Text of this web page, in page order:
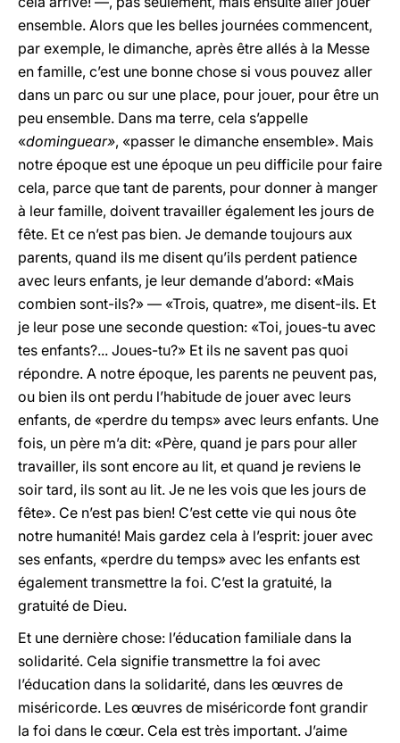
ensemble. Alors que les belles journées commencent,
par exemple, le dimanche, après être allés à la Messe
en famille, c’est une bonne chose si vous pouvez aller
dans un parc ou sur une place, pour jouer, pour être un
peu ensemble. Dans ma terre, cela s’appelle
«dominguear», «passer le dimanche ensemble». Mais
notre époque est une époque un peu difficile pour faire
cela, parce que tant de parents, pour donner à manger
à leur famille, doivent travailler également les jours de
fête. Et ce n’est pas bien. Je demande toujours aux
parents, quand ils me disent qu’ils perdent patience
avec leurs enfants, je leur demande d’abord: «Mais
combien sont-ils?» — «Trois, quatre», me disent-ils. Et
je leur pose une seconde question: «Toi, joues-tu avec
tes enfants?... Joues-tu?» Et ils ne savent pas quoi
répondre. A notre époque, les parents ne peuvent pas,
ou bien ils ont perdu l’habitude de jouer avec leurs
enfants, de «perdre du temps» avec leurs enfants. Une
fois, un père m’a dit: «Père, quand je pars pour aller
travailler, ils sont encore au lit, et quand je reviens le
soir tard, ils sont au lit. Je ne les vois que les jours de
fête». Ce n’est pas bien! C’est cette vie qui nous ôte
notre humanité! Mais gardez cela à l’esprit: jouer avec
ses enfants, «perdre du temps» avec les enfants est
également transmettre la foi. C’est la gratuité, la
gratuité de Dieu.
Et une dernière chose: l’éducation familiale dans la
solidarité. Cela signifie transmettre la foi avec
l’éducation dans la solidarité, dans les œuvres de
miséricorde. Les œuvres de miséricorde font grandir
la foi dans le cœur. Cela est très important. J’aime